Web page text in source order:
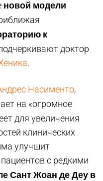
новой модели
к
доктор
.
Насименто,
на «огромное
для увеличения
клинических
улучшит
с редкими
Сант Жоан де Деу в